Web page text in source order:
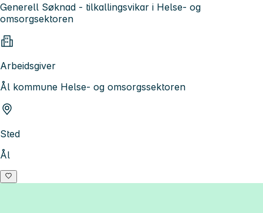
Generell Søknad - tilkallingsvikar i Helse- og
omsorgsektoren
Arbeidsgiver
Ål kommune Helse- og omsorgssektoren
Sted
Ål